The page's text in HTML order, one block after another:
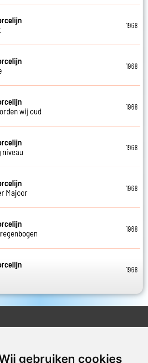
gebruiken cookies
1968
1968
wij oud
1968
niveau
1968
Majoor
1968
1968
1968